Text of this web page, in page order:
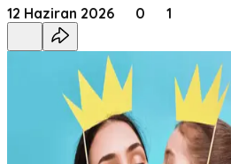
12 Haziran 2026 0 1